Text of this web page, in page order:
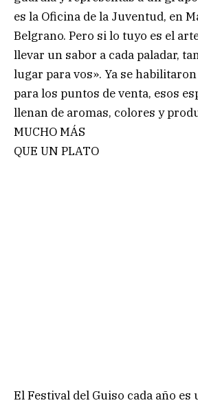
es la Oficina de la Juventud, en
Belgrano. Pero si lo tuyo es el
llevar un sabor a cada paladar,
lugar para vos». Ya se
para los puntos de venta, esos
llenan de aromas, colores y
MUCHO MÁS
QUE UN PLATO
El Festival del Guiso cada año